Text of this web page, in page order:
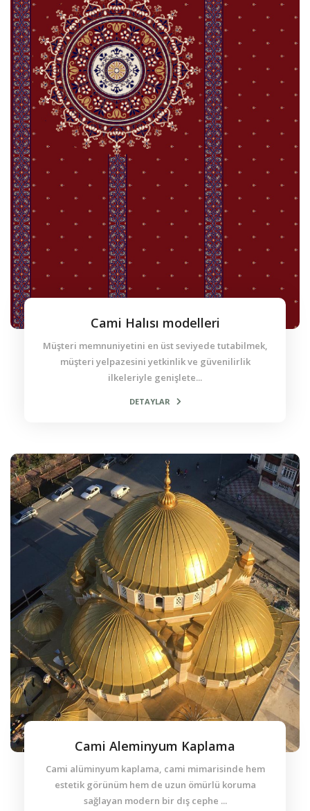
Cami Halısı modelleri
Müşteri memnuniyetini en üst seviyede tutabilmek,
müşteri yelpazesini yetkinlik ve güvenilirlik
ilkeleriyle genişlete...
DETAYLAR
Cami Aleminyum Kaplama
Cami alüminyum kaplama, cami mimarisinde hem
estetik görünüm hem de uzun ömürlü koruma
sağlayan modern bir dış cephe ...